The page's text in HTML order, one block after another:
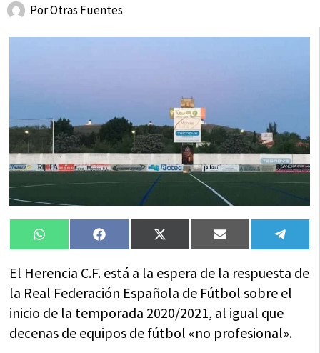
PorOtras Fuentes
Compartir
en
WhatsAppCompartir
en
FacebookCompartir
en
X
(Twitter)
Compartir
en
Email
en
El Herencia C.F. está a la espera de la respuesta de
la Real Federación Española de Fútbol sobre el
inicio de la temporada 2020/2021, al igual que
decenas de equipos de fútbol «no profesional».